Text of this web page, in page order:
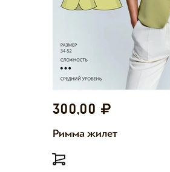
300,00
Римма жилет